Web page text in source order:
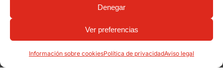
Denegar
Ver preferencias
Información sobre cookiesPolítica de privacidadAviso legal